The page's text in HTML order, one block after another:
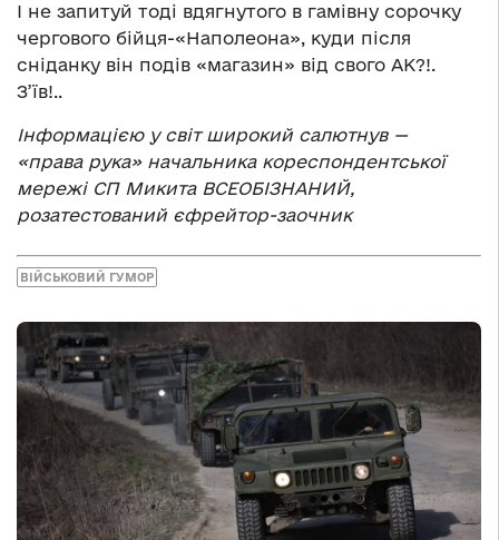
І не запитуй тоді вдягнутого в гамівну сорочку
чергового бійця-«Наполеона», куди після
сніданку він подів «магазин» від свого АК?!.
З’їв!..
Інформацією у світ широкий салютнув —
«права рука» начальника кореспондентської
мережі СП Микита ВСЕОБІЗНАНИЙ,
розатестований єфрейтор-заочник
ВІЙСЬКОВИЙ ГУМОР